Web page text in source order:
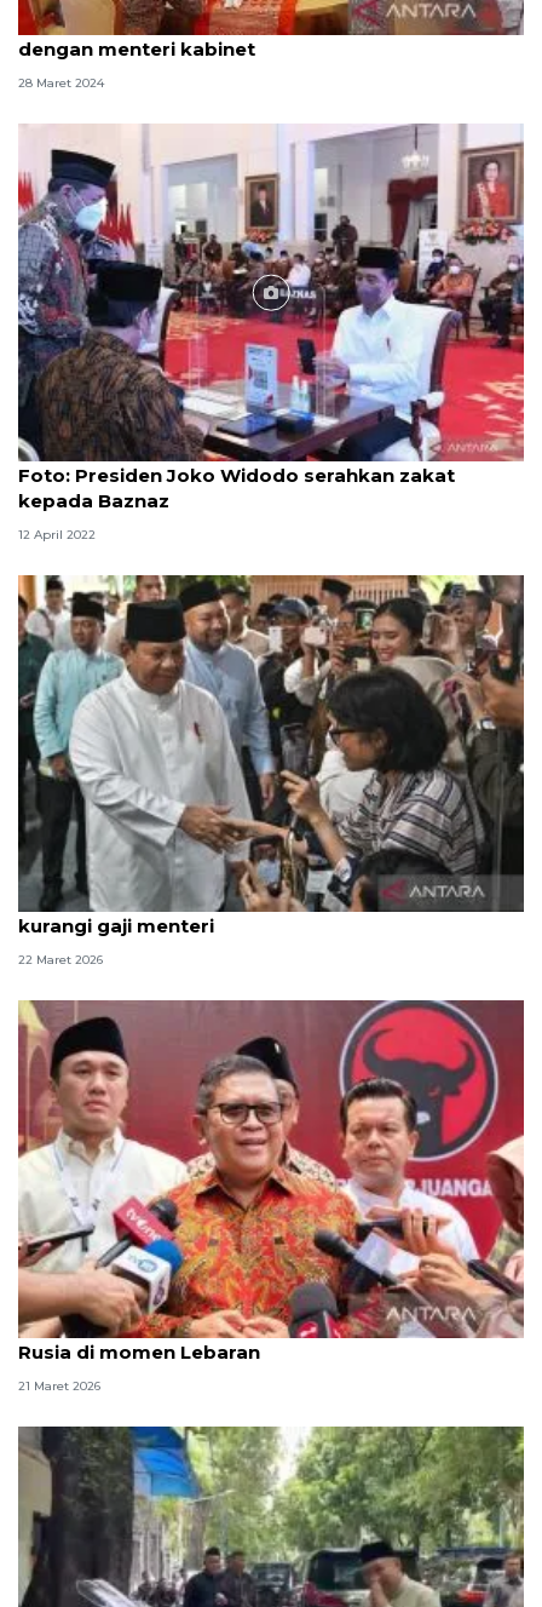
Setneg gelar buka puasa, pertemukan Presiden
dengan menteri kabinet
28 Maret 2024
Foto
Foto: Presiden Joko Widodo serahkan zakat
kepada Baznaz
12 April 2022
Politik kemarin, open house Istana hingga wacana
kurangi gaji menteri
22 Maret 2026
Hasto: Megawati terima Dubes Palestina hingga
Rusia di momen Lebaran
21 Maret 2026